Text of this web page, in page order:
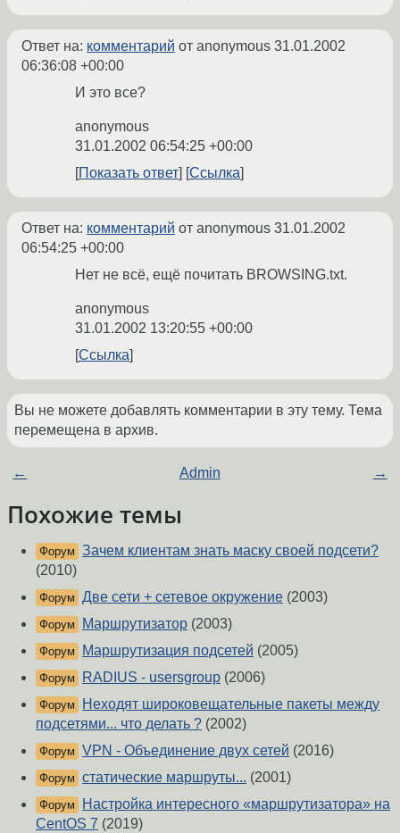
Ответ на: комментарий от anonymous 31.01.2002
06:36:08 +00:00
И это все?
anonymous
31.01.2002 06:54:25 +00:00
Показать ответ
Ссылка
Ответ на: комментарий от anonymous 31.01.2002
06:54:25 +00:00
Нет не всё, ещё почитать BROWSING.txt.
anonymous
31.01.2002 13:20:55 +00:00
Ссылка
Вы не можете добавлять комментарии в эту тему. Тема
перемещена в архив.
← Admin →
Похожие темы
Форум Зачем клиентам знать маску своей подсети?
(2010)
Форум Две сети + сетевое окружение (2003)
Форум Маршрутизатор (2003)
Форум Маршрутизация подсетей (2005)
Форум RADIUS - usersgroup (2006)
Форум
Неходят широковещательные пакеты между
подсетями... что делать ? (2002)
Форум VPN - Объединение двух сетей (2016)
Форум статические маршруты... (2001)
Форум
Настройка интересного «маршрутизатора» на
CentOS 7 (2019)